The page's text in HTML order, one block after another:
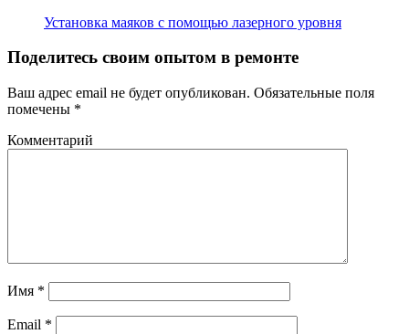
Установка маяков с помощью лазерного уровня
Поделитесь своим опытом в ремонте
Ваш адрес email не будет опубликован. Обязательные поля
помечены *
Комментарий
Имя *
Email *